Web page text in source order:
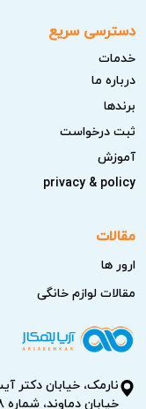
دسترسی سریع
خدمات
درباره ما
برندها
ثبت درخواست
آموزش
privacy & policy
مقالات
ارور ها
مقالات لوازم خانگی
نارمک، خیابان دکتر
خیابان دماوند، شماره ۶۸ ، واحد ۱